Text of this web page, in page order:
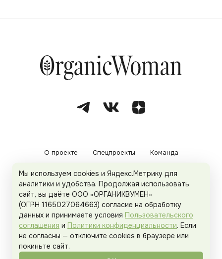
О проекте Спецпроекты Команда
Рекламодателям Политика конфиденциальности
Пользовательское соглашение
Organicwoman.ru . Все права защищены.
Мы используем cookies и Яндекс.Метрику для
аналитики и удобства. Продолжая использовать
сайт, вы даёте ООО «ОРГАНИКВУМЕН»
(ОГРН 1165027064663) согласие на обработку
данных и принимаете условия Пользовательского
соглашения и Политики конфиденциальности. Если
не согласны — отключите cookies в браузере или
покиньте сайт.